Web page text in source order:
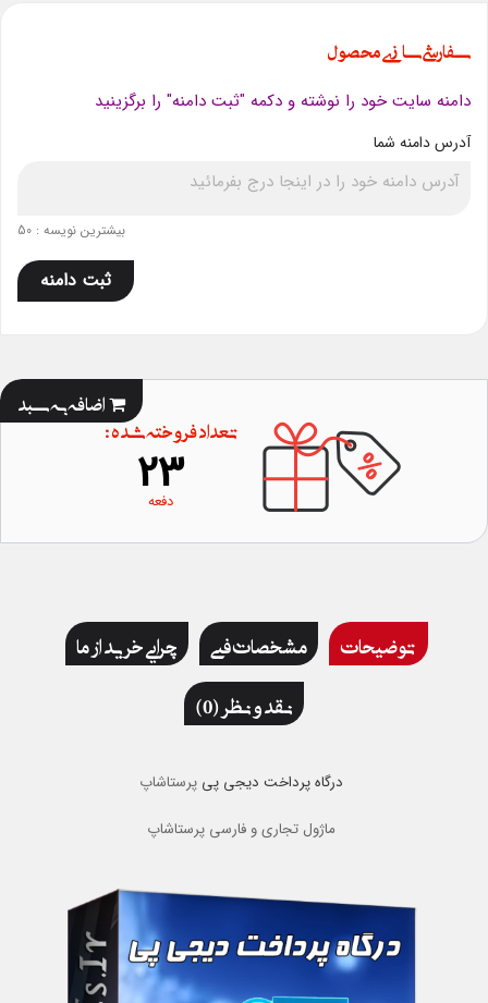
سفارشی سازی محصول
دامنه سایت خود را نوشته و دکمه "ثبت دامنه" را برگزینید
آدرس دامنه شما
بیشترین نویسه : 50
ثبت دامنه
اضافه به سبد
تعداد فروخته شده :
23
دفعه
توضیحات مشخصات فنی
چرایی خرید از ما
نقد و نظر (0)
درگاه پرداخت دیجی پی پرستاشاپ
ماژول تجاری و فارسی پرستاشاپ